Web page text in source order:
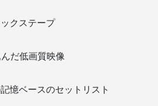
クステープ
だ低画質映像
憶ベースのセットリスト